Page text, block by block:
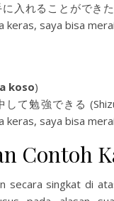
に入れることができ
keras, saya bisa
koso)
して勉強できる
keras, saya bisa
Contoh
secara singkat di